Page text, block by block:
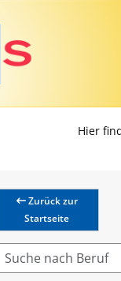
Hier
Zurück zur
Startseite